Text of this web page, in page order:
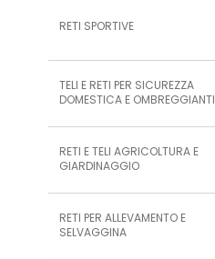
RETI SPORTIVE
TELI E RETI PER SICUREZZA
DOMESTICA E OMBREGGIANTI
RETI E TELI AGRICOLTURA E
GIARDINAGGIO
RETI PER ALLEVAMENTO E
SELVAGGINA